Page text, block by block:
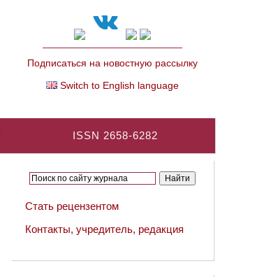
Подписаться на новостную рассылку
Switch to English language
ISSN 2658-6282
Стать рецензентом
Контакты, учредитель, редакция